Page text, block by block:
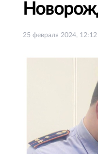
25 февраля 2024, 12:12